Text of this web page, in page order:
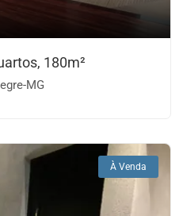
180m²
MG
À Venda